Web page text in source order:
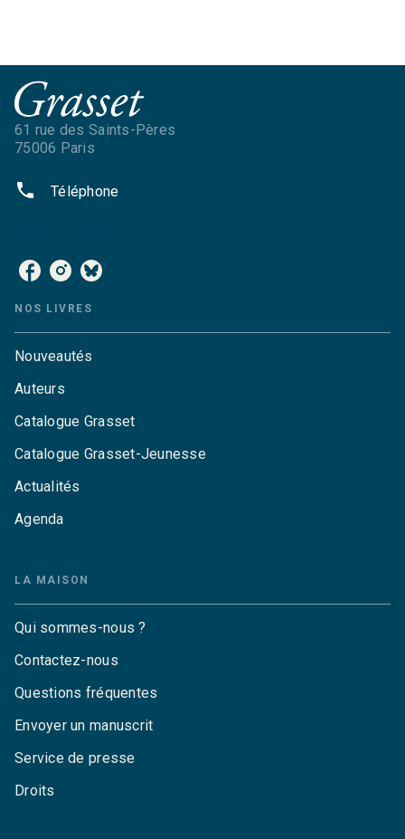
61 rue des Saints-Pères
75006 Paris
phone Téléphone
NOS LIVRES
Nouveautés
Auteurs
Catalogue Grasset
Catalogue Grasset-Jeunesse
Actualités
Agenda
LA MAISON
Qui sommes-nous ?
Contactez-nous
Questions fréquentes
Envoyer un manuscrit
Service de presse
Droits